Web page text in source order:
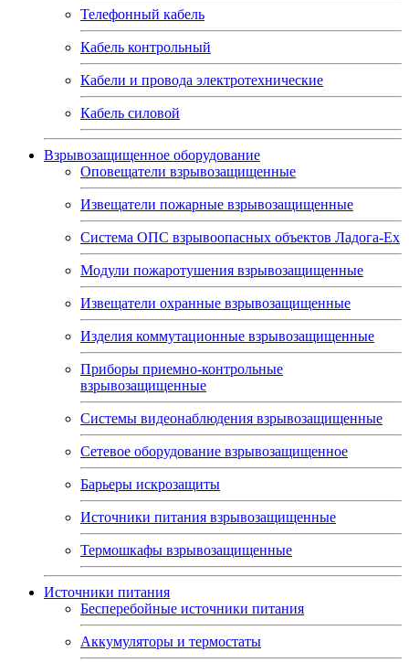
Телефонный кабель
Кабель контрольный
Кабели и провода электротехнические
Кабель силовой
Взрывозащищенное оборудование
Оповещатели взрывозащищенные
Извещатели пожарные взрывозащищенные
Система ОПС взрывоопасных объектов Ладога-Ex
Модули пожаротушения взрывозащищенные
Извещатели охранные взрывозащищенные
Изделия коммутационные взрывозащищенные
Приборы приемно-контрольные
взрывозащищенные
Системы видеонаблюдения взрывозащищенные
Сетевое оборудование взрывозащищенное
Барьеры искрозащиты
Источники питания взрывозащищенные
Термошкафы взрывозащищенные
Источники питания
Бесперебойные источники питания
Аккумуляторы и термостаты